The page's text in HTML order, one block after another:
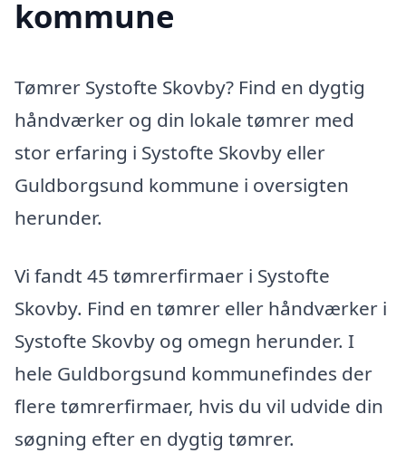
kommune
Tømrer Systofte Skovby? Find en dygtig
håndværker og din lokale tømrer med
stor erfaring i Systofte Skovby eller
Guldborgsund kommune i oversigten
herunder.
Vi fandt 45 tømrerfirmaer i Systofte
Skovby. Find en tømrer eller håndværker i
Systofte Skovby og omegn herunder. I
hele Guldborgsund kommunefindes der
flere tømrerfirmaer, hvis du vil udvide din
søgning efter en dygtig tømrer.